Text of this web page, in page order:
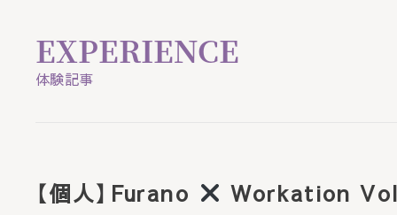
ニュース
ワーク
EXPERIENCE
体験記事
【個人】Furano Workation